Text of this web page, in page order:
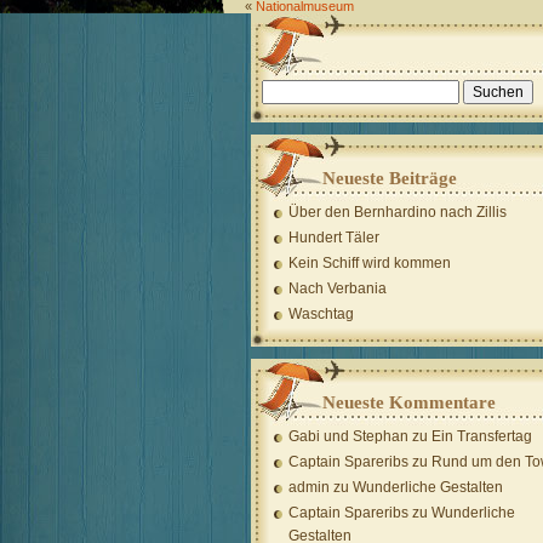
« Nationalmuseum
Suchen
nach:
Neueste Beiträge
Über den Bernhardino nach Zillis
Hundert Täler
Kein Schiff wird kommen
Nach Verbania
Waschtag
Neueste Kommentare
Gabi und Stephan zu Ein Transfertag
Captain Spareribs zu Rund um den
admin zu Wunderliche Gestalten
Captain Spareribs zu Wunderliche
Gestalten